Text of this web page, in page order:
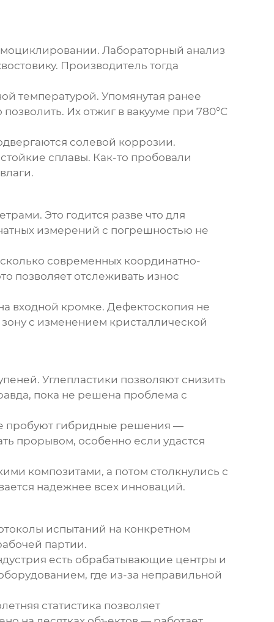
Лабораторный анализ
Производитель тогда
температурой. Упомянутая ранее
Их отжиг в вакууме при 780°C
солевой коррозии.
сплавы. Как-то пробовали
Это годится разве что для
измерений с погрешностью не
современных координатно-
позволяет отслеживать износ
входной кромке. Дефектоскопия не
с изменением кристаллической
Углепластики позволяют снизить
пока не решена проблема с
пробуют гибридные решения —
прорывом, особенно если удастся
композитами, а потом столкнулись с
надежнее всех инноваций.
испытаний на конкретном
партии.
есть обрабатывающие центры и
где из-за неправильной
статистика позволяет